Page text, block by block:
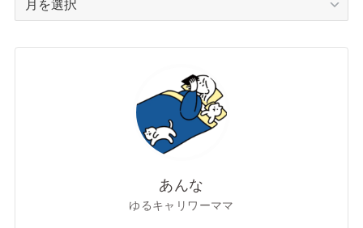
あんな
ゆるキャリワーママ